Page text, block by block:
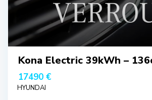
Kona Electric 39kWh –
17490 €
HYUNDAI